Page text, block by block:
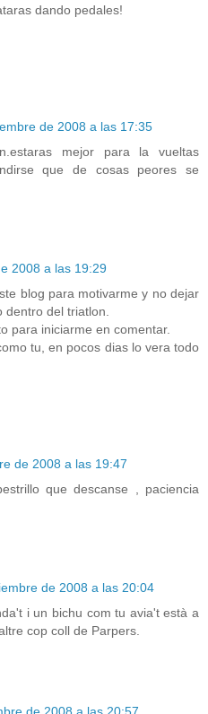
dando pedales!
de 2008 a las 17:35
mejor para la vueltas
que de cosas peores se
2008 a las 19:29
blog para motivarme y no dejar
del triatlon.
para iniciarme en comentar.
tu, en pocos dias lo vera todo
de 2008 a las 19:47
que descanse , paciencia
de 2008 a las 20:04
i un bichu com tu avia't està a
cop coll de Parpers.